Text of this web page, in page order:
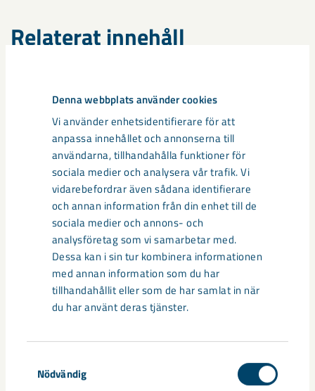
Denna webbplats använder cookies
Vi använder enhetsidentifierare för att
anpassa innehållet och annonserna till
användarna, tillhandahålla funktioner för
sociala medier och analysera vår trafik. Vi
vidarebefordrar även sådana identifierare
och annan information från din enhet till de
sociala medier och annons- och
analysföretag som vi samarbetar med.
Dessa kan i sin tur kombinera informationen
med annan information som du har
tillhandahållit eller som de har samlat in när
du har använt deras tjänster.
Nödvändig
Relaterat innehåll
Sibirien-området i gamla Kiruna
gamla Kiruna centrum på grund av den pågående gruvdriften